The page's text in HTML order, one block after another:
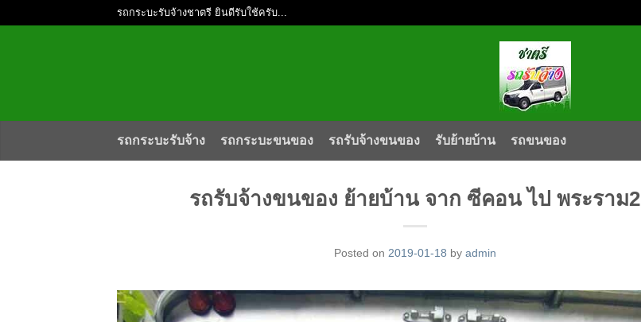
รถกระบะรับจ้างชาตรี ยินดีรับใช้ครับ...
รถกระบะรับจ้าง รถกระบะขนของ รถรับจ้างขนของ รับย้ายบ้าน รถขนของ
รถรับจ้างขนของ ย้ายบ้าน จาก ซีคอน ไป พระราม2
Posted on 2019-01-18 by admin